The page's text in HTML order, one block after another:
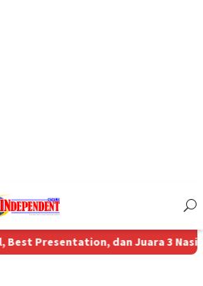
dan Juara 3 Nasional MBPC